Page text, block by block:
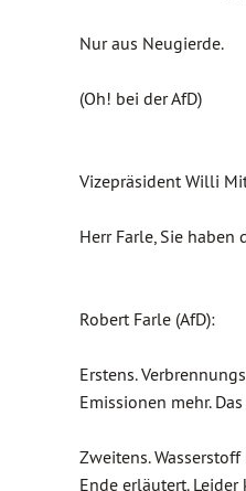
Nur aus Neugierde.
(Oh! bei der AfD)
Vizepräsident Willi
Herr Farle, Sie haben
Robert Farle (AfD):
Erstens.
Emissionen mehr.
Zweitens.
Ende erläutert.